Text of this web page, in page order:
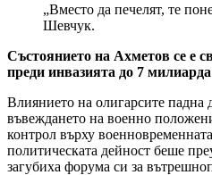
„Вместо да печелят, те
Шевчук.
Състоянието на Ахметов се е
преди инвазията до 7 милиарда
Влиянието на олигарсите падна
въвеждането на военно
контрол върху
политическата дейност беше
загубиха форума си за